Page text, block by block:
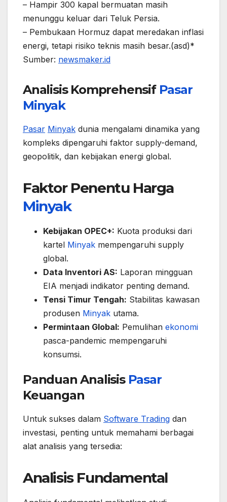
– Hampir 300 kapal bermuatan masih
menunggu keluar dari Teluk Persia.
– Pembukaan Hormuz dapat meredakan inflasi
energi, tetapi risiko teknis masih besar.(asd)*
Sumber: newsmaker.id
Analisis Komprehensif Pasar
Minyak
Pasar Minyak dunia mengalami dinamika yang
kompleks dipengaruhi faktor supply-demand,
geopolitik, dan kebijakan energi global.
Faktor Penentu Harga
Minyak
Kebijakan OPEC+: Kuota produksi dari
kartel Minyak mempengaruhi supply
global.
Data Inventori AS: Laporan mingguan
EIA menjadi indikator penting demand.
Tensi Timur Tengah: Stabilitas kawasan
produsen Minyak utama.
Permintaan Global: Pemulihan ekonomi
pasca-pandemic mempengaruhi
konsumsi.
Panduan Analisis Pasar
Keuangan
Untuk sukses dalam Software Trading dan
investasi, penting untuk memahami berbagai
alat analisis yang tersedia:
Analisis Fundamental